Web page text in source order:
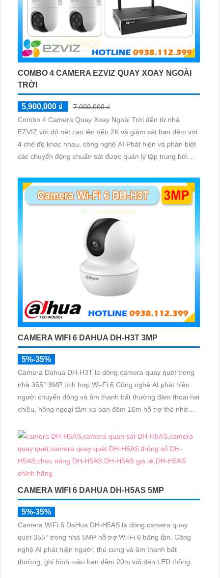
COMBO 4 CAMERA EZVIZ QUAY XOAY NGOÀI
TRỜI
5,900,000 ₫
7,000,000 ₫
Combo 4 Camera Quay Xoay Ngoài Trời đến từ nhà
EZVIZ với độ nét cao lên đến 2K và giám sát ban đêm với
4 chế độ khác nhau, công nghệ AI Phát hiện và phân biệt
các chuyển động chuẩn sát được quản lý tập trung bởi
CAMERA WIFI 6 DAHUA DH-H3T 3MP
5%-35%
Camera Dahua DH-H3T là dòng camera quay quét trong
nhà 355° 3MP tích hợp Wi-Fi 6 Công nghệ AI phát hiện
người chuyển động và âm thanh bất thường đàm thoại hai
chiều, hồng ngoại tầm xa ban đêm 10m hỗ trợ thẻ nhớ
DMSS
CAMERA WIFI 6 DAHUA DH-H5AS 5MP
5%-35%
Camera WiFi 6 DaHua DH-H5AS là dòng camera quay
quét 355° trong nhà 5MP hỗ trợ Wi-Fi 6 băng tần. Công
nghệ AI phát hiện người, thú cưng và âm thanh bất
thường, ghi hình màu ban đêm 20m với đèn LED thông